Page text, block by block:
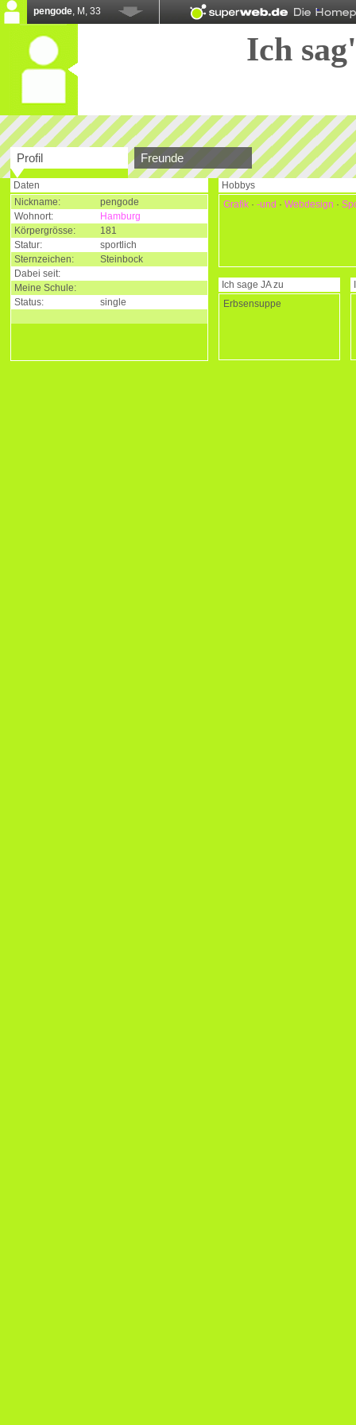
pengode, M, 33
Ich
Profil Freunde
Daten
Nickname:
pengode
Wohnort:
Hamburg
Körpergrösse:
181
Statur:
sportlich
Sternzeichen:
Steinbock
Dabei seit:
Meine Schule:
Status:
single
Hobbys
Grafik · -und · Webdesign ·
Ich sage JAzu
Erbsensuppe